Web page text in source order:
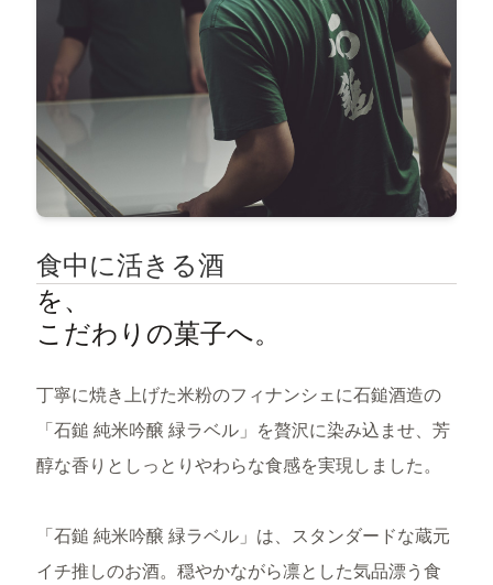
食中に活きる酒
を、
こだわりの菓子へ。
丁寧に焼き上げた米粉のフィナンシェに石鎚酒造の
「石鎚 純米吟醸 緑ラベル」を贅沢に染み込ませ、芳
醇な香りとしっとりやわらな食感を実現しました。
「石鎚 純米吟醸 緑ラベル」は、スタンダードな蔵元
イチ推しのお酒。穏やかながら凛とした気品漂う食